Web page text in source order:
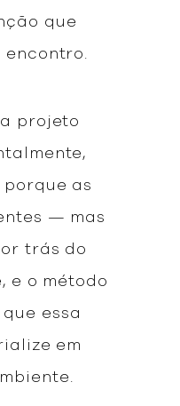
que
encontro.
projeto
porque as
— mas
trás do
e o método
essa
em